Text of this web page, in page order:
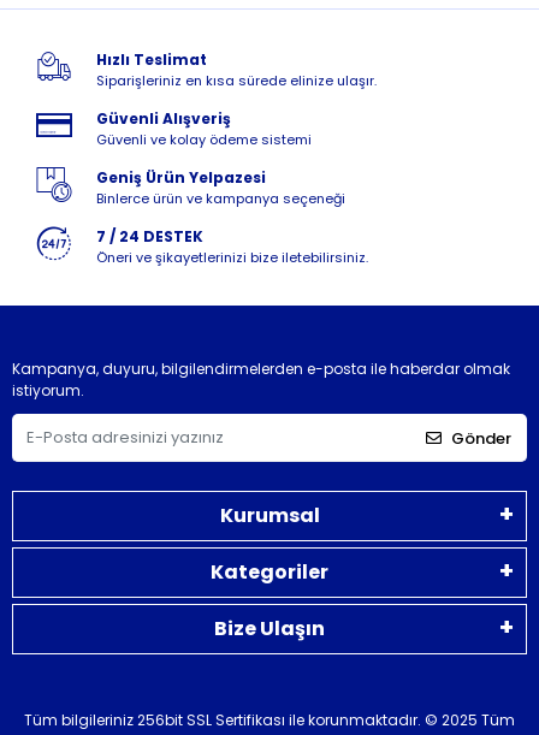
Hızlı Teslimat
Siparişleriniz en kısa sürede elinize ulaşır.
Güvenli Alışveriş
Güvenli ve kolay ödeme sistemi
Geniş Ürün Yelpazesi
Binlerce ürün ve kampanya seçeneği
7 / 24 DESTEK
Öneri ve şikayetlerinizi bize iletebilirsiniz.
Kampanya, duyuru, bilgilendirmelerden e-posta ile haberdar olmak
istiyorum.
Gönder
Kurumsal
Kategoriler
Bize Ulaşın
Tüm bilgileriniz 256bit SSL Sertifikası ile korunmaktadır. © 2025 Tüm